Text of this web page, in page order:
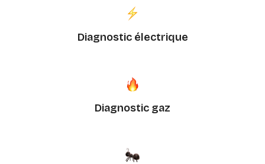
Diagnostic électrique
Diagnostic gaz